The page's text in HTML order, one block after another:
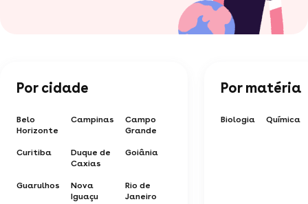
Por cidade
Belo
Horizonte
Campinas
Campo
Grande
Curitiba
Duque de
Caxias
Goiânia
Guarulhos
Nova
Iguaçu
Rio de
Janeiro
Por matéria
Biologia Química